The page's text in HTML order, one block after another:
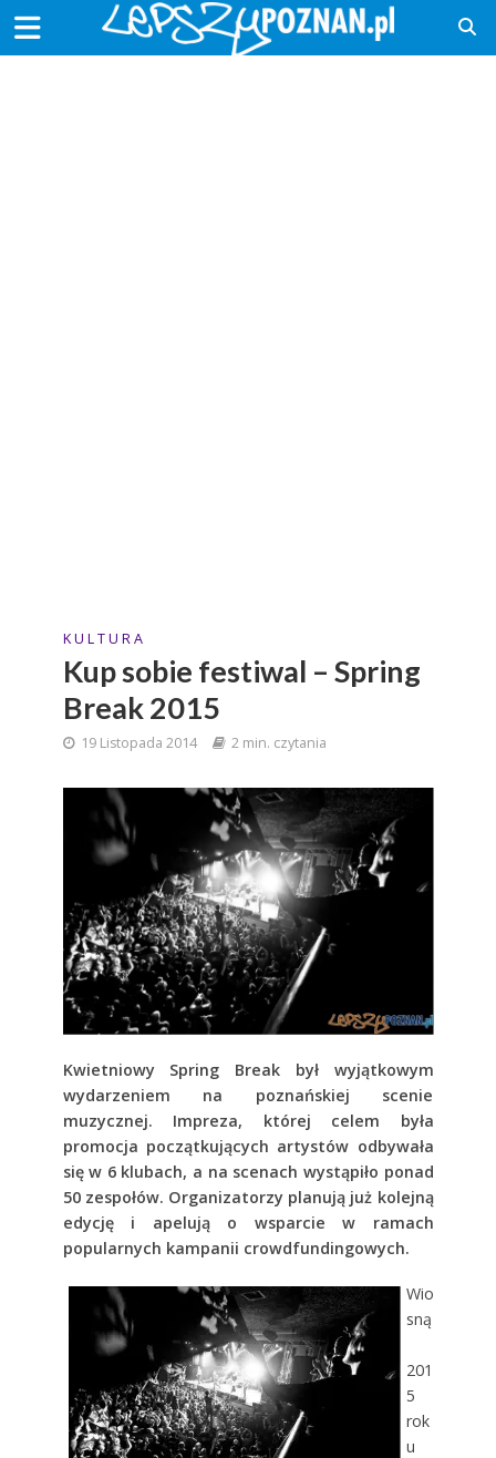
K U L T U R A
Kup sobie festiwal – Spring
Break 2015
19 Listopada 2014 2 min. czytania
Kwietniowy Spring Break był wyjątkowym
wydarzeniem na poznańskiej scenie
muzycznej. Impreza, której celem była
promocja początkujących artystów odbywała
się w 6 klubach, a na scenach wystąpiło ponad
50 zespołów. Organizatorzy planują już kolejną
edycję i apelują o wsparcie w ramach
popularnych kampanii crowdfundingowych.
Wio
sną
201
5
rok
u